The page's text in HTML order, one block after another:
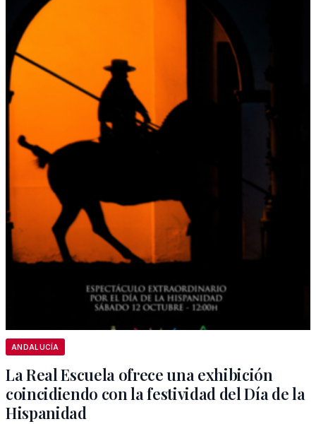
ANDALUCÍA
La Real Escuela ofrece una exhibición
coincidiendo con la festividad del Día de la
Hispanidad